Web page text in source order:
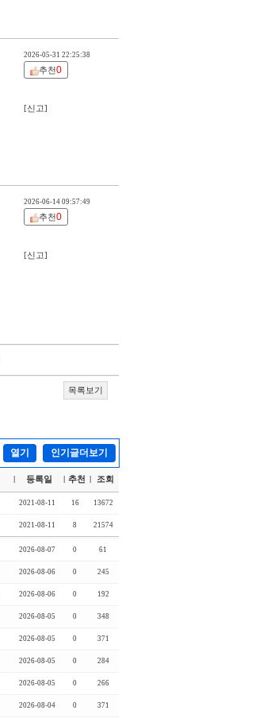
2026-05-31 22:25:38
추천0
[신고]
2026-06-14 09:57:49
추천0
[신고]
목록보기
열기 인기글더보기
등록일 추천 조회
2021-08-11 16 13672
2021-08-11 8 21574
2026-08-07 0 61
2026-08-06 0 245
2026-08-06 0 192
2026-08-05 0 348
2026-08-05 0 371
2026-08-05 0 284
2026-08-05 0 266
2026-08-04 0 371